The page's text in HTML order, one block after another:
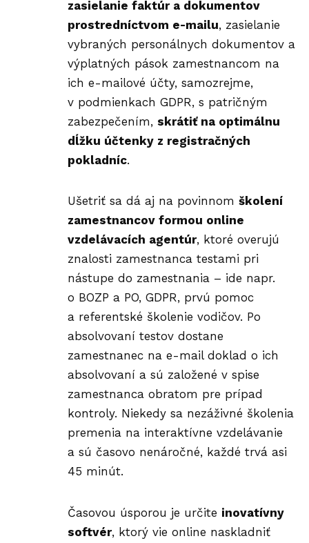
zasielanie faktúr a dokumentov
prostredníctvom e-mailu, zasielanie
vybraných personálnych dokumentov a
výplatných pások zamestnancom na
ich e-mailové účty, samozrejme,
v podmienkach GDPR, s patričným
zabezpečením, skrátiť na optimálnu
dĺžku účtenky z registračných
pokladníc.
Ušetriť sa dá aj na povinnom školení
zamestnancov formou online
vzdelávacích agentúr, ktoré overujú
znalosti zamestnanca testami pri
nástupe do zamestnania – ide napr.
o BOZP a PO, GDPR, prvú pomoc
a referentské školenie vodičov. Po
absolvovaní testov dostane
zamestnanec na e-mail doklad o ich
absolvovaní a sú založené v spise
zamestnanca obratom pre prípad
kontroly. Niekedy sa nezáživné školenia
premenia na interaktívne vzdelávanie
a sú časovo nenáročné, každé trvá asi
45 minút.
Časovou úsporou je určite inovatívny
softvér, ktorý vie online naskladniť